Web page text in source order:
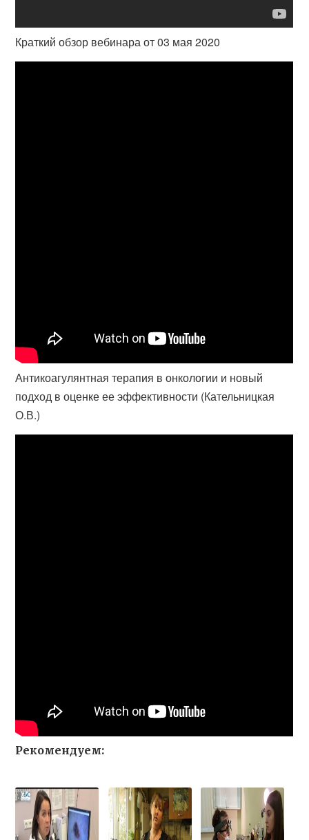
Краткий обзор вебинара от 03 мая 2020
Антикоагулянтная терапия в онкологии и новый
подход в оценке ее эффективности (Кательницкая
О.В.)
Рекомендуем: